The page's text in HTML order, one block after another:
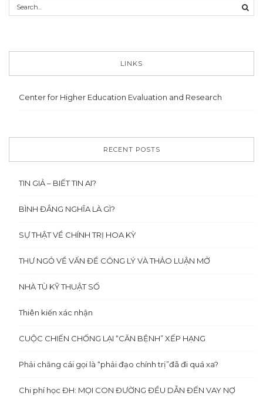
LINKS
Center for Higher Education Evaluation and Research
RECENT POSTS
TIN GIẢ – BIẾT TIN AI?
BÌNH ĐẲNG NGHĨA LÀ GÌ?
SỰ THẬT VỀ CHÍNH TRỊ HOA KỲ
THƯ NGỎ VỀ VẤN ĐỀ CÔNG LÝ VÀ THẢO LUẬN MỞ
NHÀ TÙ KỸ THUẬT SỐ
Thiên kiến xác nhận
CUỘC CHIẾN CHỐNG LẠI “CĂN BỆNH” XẾP HẠNG
Phải chăng cái gọi là “phải đạo chính trị”đã đi quá xa?
Chi phí học ĐH: MỌI CON ĐƯỜNG ĐỀU DẪN ĐẾN VAY NỢ